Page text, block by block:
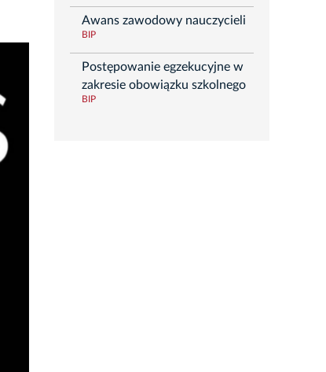
Awans zawodowy nauczycieli
BIP
Postępowanie egzekucyjne w
zakresie obowiązku szkolnego
BIP